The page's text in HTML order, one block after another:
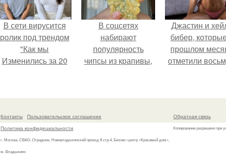
В сети вирусится
ролик под трендом
"Как мы
Изменились за 20
В соцсетях
набирают
популярность
чипсы из крапивы,
комментариях
неожиданно
Джастин и
бибер,
прошлом
отметили
новые фото
отдыха.
Контакты
Пользовательское соглашение
Политика конфидециальности
г. Москва, СВАО, Отрадное, Нововладыкинский проезд 8 стр.4, Бизнес-центр «Красивый дом»,
м. Владыкино
Обратная связь
Копирование разрешено при